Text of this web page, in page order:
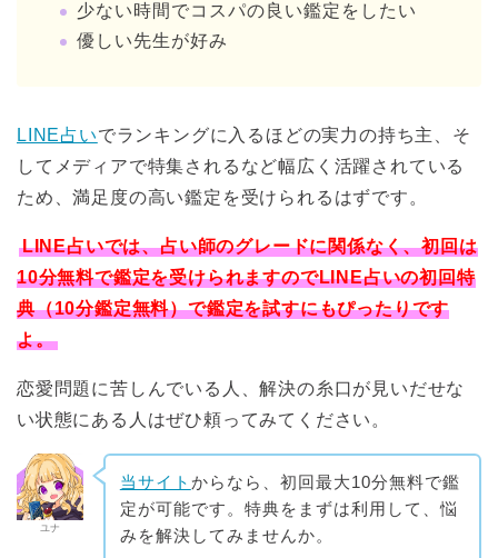
少ない時間でコスパの良い鑑定をしたい
優しい先生が好み
LINE占いでランキングに入るほどの実力の持ち主、そ
してメディアで特集されるなど幅広く活躍されている
ため、満足度の高い鑑定を受けられるはずです。
LINE占いでは、占い師のグレードに関係なく、初回は
10分無料で鑑定を受けられますのでLINE占いの初回特
典（10分鑑定無料）で鑑定を試すにもぴったりです
よ。
恋愛問題に苦しんでいる人、解決の糸口が見いだせな
い状態にある人はぜひ頼ってみてください。
ユナ
当サイト からなら、初回最大10分無料で鑑
定が可能です。特典をまずは利用して、悩
みを解決してみませんか。